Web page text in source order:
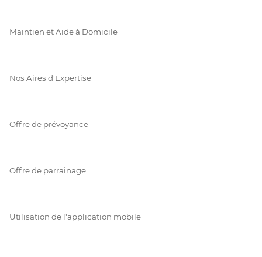
Maintien et Aide à Domicile
Nos Aires d'Expertise
Offre de prévoyance
Offre de parrainage
Utilisation de l'application mobile